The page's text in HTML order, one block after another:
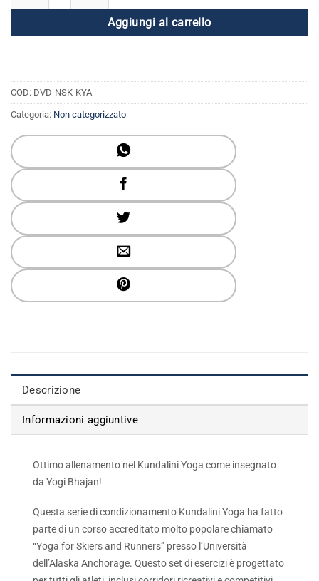
$ 19.95.
è:
$ 17.96.
Aggiungi al carrello
COD: DVD-NSK-KYA
Categoria: Non categorizzato
Descrizione
Informazioni aggiuntive
Ottimo allenamento nel Kundalini Yoga come insegnato
da Yogi Bhajan!
Questa serie di condizionamento Kundalini Yoga ha fatto
parte di un corso accreditato molto popolare chiamato
“Yoga for Skiers and Runners” presso l’Università
dell’Alaska Anchorage. Questo set di esercizi è progettato